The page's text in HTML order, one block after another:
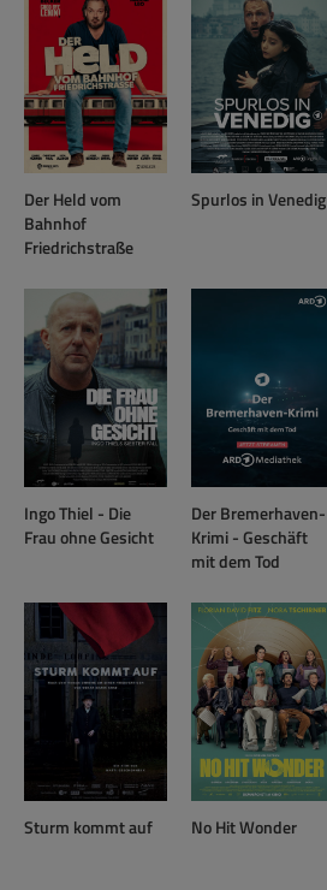
Der Held vom
Bahnhof
Friedrichstraße
Spurlos in Venedig
Ingo Thiel - Die
Frau ohne Gesicht
Der Bremerhaven-
Krimi - Geschäft
mit dem Tod
Sturm kommt auf No Hit Wonder